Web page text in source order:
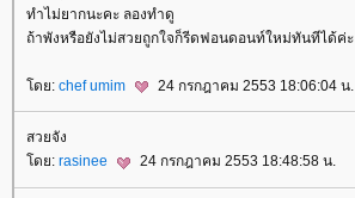
ทำไม่ยากนะคะ ลองทำดู
ถ้าพังหรือยังไม่สวยถูกใจก็รีดฟอนดอนท์ใหม่ทันทีได้ค่ะ
ดย: chef umim 24 กรกฎาคม 2553 18:06:04 น.
สวยจัง
ดย: rasinee 24 กรกฎาคม 2553 18:48:58 น.